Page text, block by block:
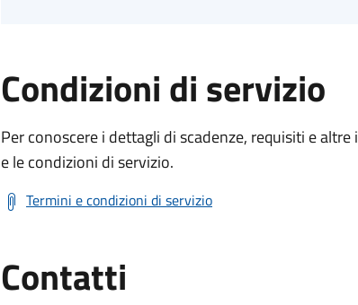
Condizioni di servizio
Per conoscere i dettagli di scadenze, requisiti e
e le condizioni di servizio.
Termini e condizioni di servizio
Contatti